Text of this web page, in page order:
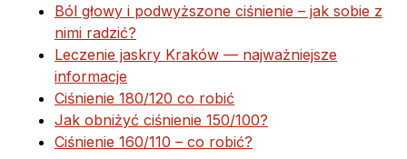
Ból głowy i podwyższone ciśnienie – jak sobie z
nimi radzić?
Leczenie jaskry Kraków — najważniejsze
informacje
Ciśnienie 180/120 co robić
Jak obniżyć ciśnienie 150/100?
Ciśnienie 160/110 – co robić?